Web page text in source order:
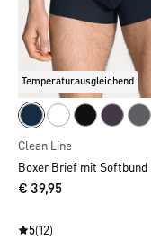
Temperaturausgleichend
Clean Line
Boxer Brief mit Softbund
€ 39,95
5(12)